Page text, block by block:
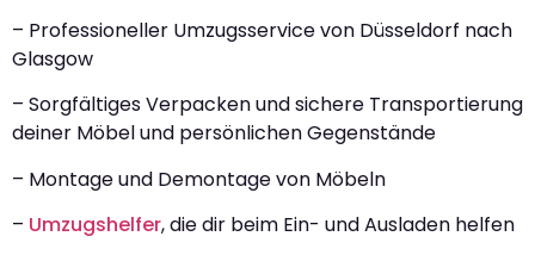
– Professioneller Umzugsservice von Düsseldorf nach
Glasgow
– Sorgfältiges Verpacken und sichere Transportierung
deiner Möbel und persönlichen Gegenstände
– Montage und Demontage von Möbeln
– Umzugshelfer, die dir beim Ein- und Ausladen helfen